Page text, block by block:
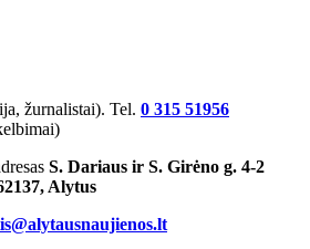
žurnalistai). Tel. 0 315 51956
S. Dariaus ir S. Girėno g. 4-2
Alytus